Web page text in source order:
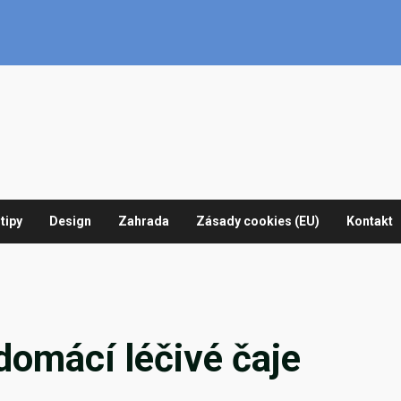
Design Zahrada Zásady cookies (EU) Kontakt
léčivé čaje